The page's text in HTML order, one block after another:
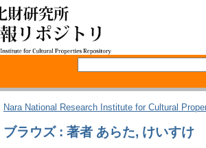
Nara National Research Institute for Cultural
ブラウズ : 著者 あらた, けいすけ